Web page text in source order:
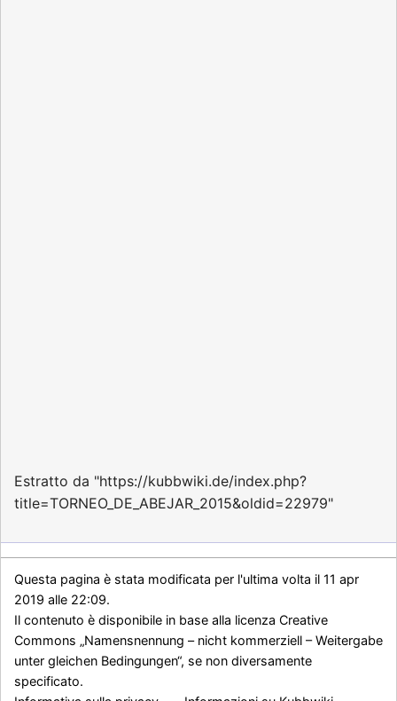
Estratto da "https://kubbwiki.de/index.php?
title=TORNEO_DE_ABEJAR_2015&oldid=22979"
Questa pagina è stata modificata per l'ultima volta il 11 apr
2019 alle 22:09.
Il contenuto è disponibile in base alla licenza Creative
Commons „Namensnennung – nicht kommerziell – Weitergabe
unter gleichen Bedingungen“, se non diversamente
specificato.